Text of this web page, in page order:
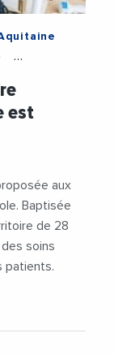
est
aux
Baptisée
de 28
soins
patients.